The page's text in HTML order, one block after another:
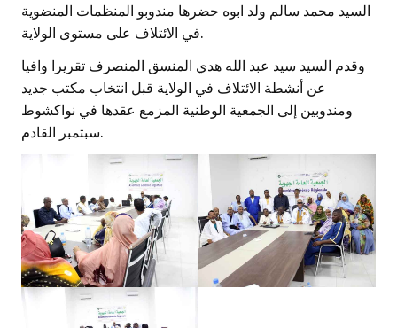
السيد محمد سالم ولد ابوه حضرها مندوبو المنظمات المنضوية
في الائتلاف على مستوى الولاية.
وقدم السيد سيد عبد الله هدي المنسق المنصرف تقريرا وافيا
عن أنشطة الائتلاف في الولاية قبل انتخاب مكتب جديد
ومندوبين إلى الجمعية الوطنية المزمع عقدها في نواكشوط
سبتمبر القادم.